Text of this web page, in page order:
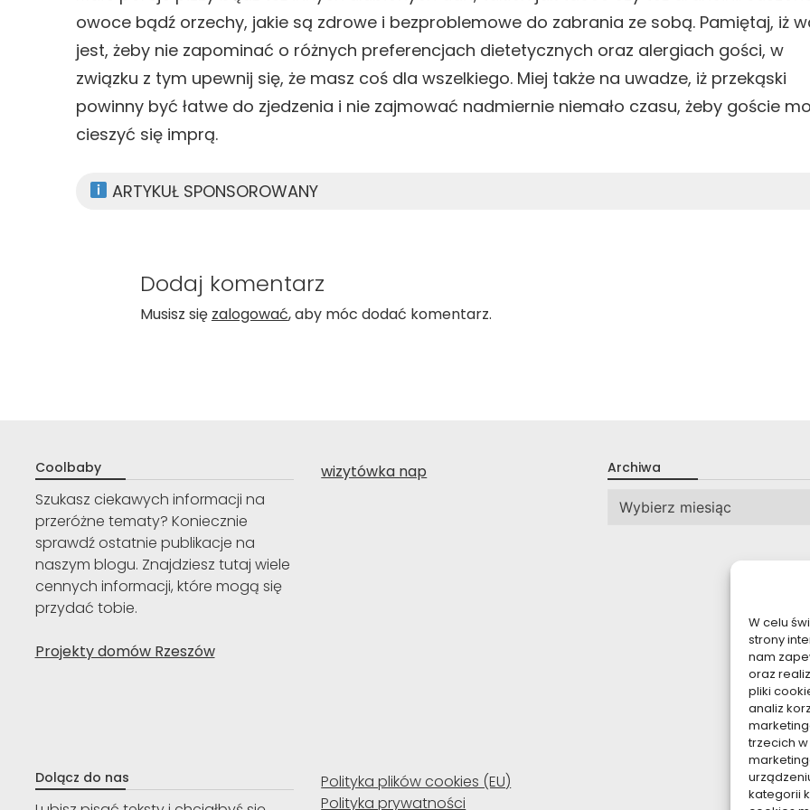
W celu
strony
nam
oraz
pliki
analiz
trzecich
kategorii
owoce bądź orzechy, jakie są zdrowe i bezproblemowe do zabrania ze sobą. Pamiętaj, iż
jest, żeby nie zapominać o różnych preferencjach dietetycznych oraz alergiach gości, w
związku z tym upewnij się, że masz coś dla wszelkiego. Miej także na uwadze, iż przekąski
powinny być łatwe do zjedzenia i nie zajmować nadmiernie niemało czasu, żeby goście
cieszyć się imprą.
ARTYKUŁ SPONSOROWANY
Dodaj komentarz
Musisz się zalogować, aby móc dodać komentarz.
Coolbaby
Szukasz ciekawych informacji na
przeróżne tematy? Koniecznie
sprawdź ostatnie publikacje na
naszym blogu. Znajdziesz tutaj wiele
cennych informacji, które mogą się
przydać tobie.
Projekty domów Rzeszów
wizytówka nap Archiwa
Archiwa
Dolącz do nas
Polityka plików cookies (EU)
Polityka prywatności